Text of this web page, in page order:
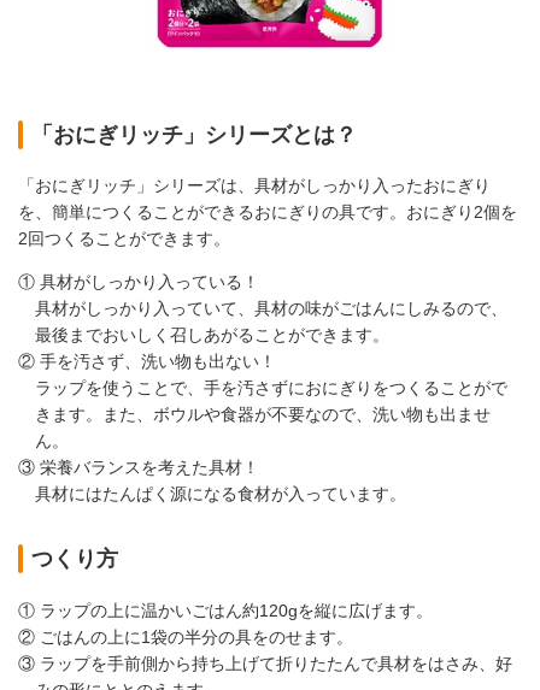
「おにぎリッチ」シリーズとは？
「おにぎリッチ」シリーズは、具材がしっかり入ったおにぎり
を、簡単につくることができるおにぎりの具です。おにぎり2個を
2回つくることができます。
① 具材がしっかり入っている！
具材がしっかり入っていて、具材の味がごはんにしみるので、
最後までおいしく召しあがることができます。
② 手を汚さず、洗い物も出ない！
ラップを使うことで、手を汚さずにおにぎりをつくることがで
きます。また、ボウルや食器が不要なので、洗い物も出ませ
ん。
③ 栄養バランスを考えた具材！
具材にはたんぱく源になる食材が入っています。
つくり方
① ラップの上に温かいごはん約120gを縦に広げます。
② ごはんの上に1袋の半分の具をのせます。
③ ラップを手前側から持ち上げて折りたたんで具材をはさみ、好